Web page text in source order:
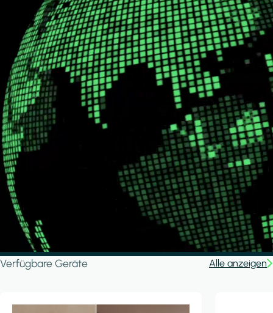
Verfügbare Geräte Alle anzeigen